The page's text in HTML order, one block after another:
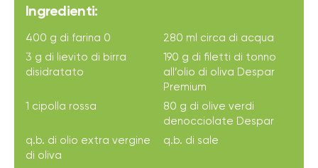
Ingredienti:
400 g di farina 0
280 ml circa di acqua
3 g di lievito di birra
disidratato
190 g di filetti di tonno
all’olio di oliva Despar
Premium
1 cipolla rossa
80 g di olive verdi
denocciolate Despar
q.b. di olio extra vergine
di oliva
q.b. di sale